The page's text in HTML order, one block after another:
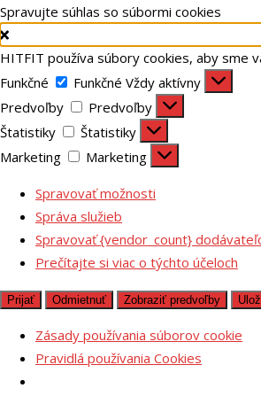
Spravujte súhlas so súbormi cookies
HITFIT používa súbory cookies, aby sme
Funkčné
Funkčné Vždy aktívny
Predvoľby
Predvoľby
Štatistiky
Štatistiky
Marketing
Marketing
Spravovať možnosti
Správa služieb
Spravovať {vendor_count}
Prečítajte si viac o týchto účeloch
Prijať Odmietnuť Zobraziť predvoľby
Zásady používania súborov cookie
Pravidlá používania Cookies